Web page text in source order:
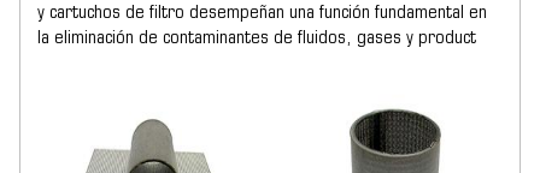
y cartuchos de filtro desempeñan una función fundamental en
la eliminación de contaminantes de fluidos, gases y product